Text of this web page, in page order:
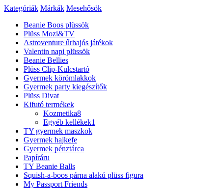
Kategóriák Márkák Mesehősök
Beanie Boos plüssök
Plüss Mozi&TV
Astroventure űrhajós játékok
Valentin napi plüssök
Beanie Bellies
Plüss Clip-Kulcstartó
Gyermek körömlakkok
Gyermek party kiegészítők
Plüss Divat
Kifutó termékek
Kozmetika8
Egyéb kellékek1
TY gyermek maszkok
Gyermek hajkefe
Gyermek pénztárca
Papíráru
TY Beanie Balls
Squish-a-boos párna alakú plüss figura
My Passport Friends